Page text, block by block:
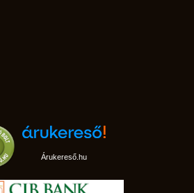
Árukereső.hu